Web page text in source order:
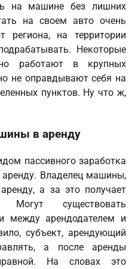
на машине без лишних
на своем авто очень
региона, на территории
Некоторые
работают в крупных
не оправдывают себя на
пунктов. Ну что ж,
в аренду
пассивного заработка
Владелец машины,
а за это получает
Могут существовать
между арендодателем и
субъект, арендующий
а после аренды
На словах это